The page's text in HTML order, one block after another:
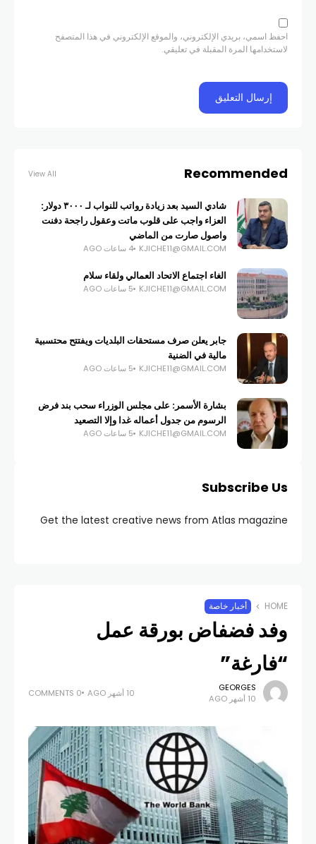
احفظ اسمي، بريدي الإلكتروني، والموقع الإلكتروني في هذا المتصفح
لاستخدامها المرة المقبلة في تعليقي.
Recommended
View All
شادي السيد بعد زيادة رواتب للنواب لـ ٣٠٠٠ دولار:
العزاء واجب على قلوب ماتت وعقول راجحة دفنت
واصول صارت من الماضي
KJICHE11@GMAIL.COM 4 ساعات AGO
الغاء اجتماع الاتحاد العمالي ولقاء سلام
KJICHE11@GMAIL.COM 5 ساعات AGO
جابر يعلن صرف مستحقات البلديات ويفتتح محتسبية
مالية في الضنية
KJICHE11@GMAIL.COM 5 ساعات AGO
بشارة الأسمر: على مجلس الوزراء سحب بند فرض
الرسوم من جدول أعماله غدا وإلا التصعيد
KJICHE11@GMAIL.COM 5 ساعات AGO
Subscribe Us
Get the latest creative news from Atlas magazine
HOME أخبار خاصة
وفد فضفاض بورقة عمل
“فارغة”
GEORGES
10 أشهر AGO
10 أشهر AGO 0 COMMENTS